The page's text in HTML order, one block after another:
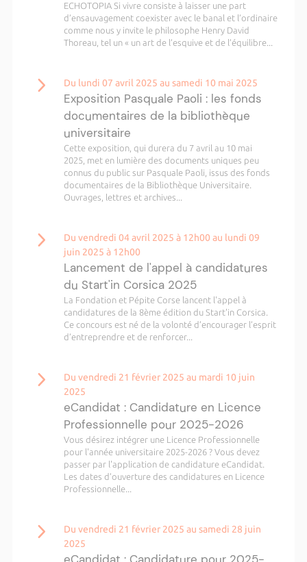
ECHOTOPIA Si vivre consiste à laisser une part
d’ensauvagement coexister avec le banal et l’ordinaire
comme nous y invite le philosophe Henry David
Thoreau, tel un « un art de l’esquive et de l’équilibre...
Du lundi 07 avril 2025 au samedi 10 mai 2025
Exposition Pasquale Paoli : les fonds
documentaires de la bibliothèque
universitaire
Cette exposition, qui durera du 7 avril au 10 mai
2025, met en lumière des documents uniques peu
connus du public sur Pasquale Paoli, issus des fonds
documentaires de la Bibliothèque Universitaire.
Ouvrages, lettres et archives...
Du vendredi 04 avril 2025 à 12h00 au lundi 09
juin 2025 à 12h00
Lancement de l'appel à candidatures
du Start'in Corsica 2025
La Fondation et Pépite Corse lancent l'appel à
candidatures de la 8ème édition du Start'in Corsica.
Ce concours est né de la volonté d’encourager l’esprit
d’entreprendre et de renforcer...
Du vendredi 21 février 2025 au mardi 10 juin
2025
eCandidat : Candidature en Licence
Professionnelle pour 2025-2026
Vous désirez intégrer une Licence Professionnelle
pour l'année universitaire 2025-2026 ? Vous devez
passer par l'application de candidature eCandidat.
Les dates d’ouverture des candidatures en Licence
Professionnelle...
Du vendredi 21 février 2025 au samedi 28 juin
2025